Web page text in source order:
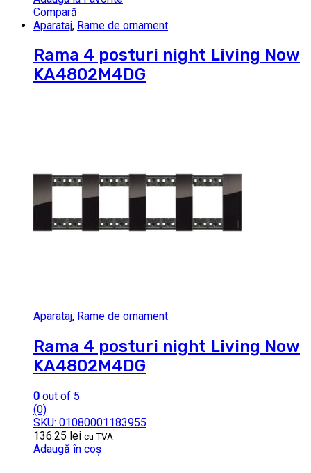
Compară
Aparataj, Rame de ornament
Rama 4 posturi night Living Now
KA4802M4DG
Aparataj, Rame de ornament
Rama 4 posturi night Living Now
KA4802M4DG
0 out of 5
(0)
SKU: 01080001183955
136.25 lei cu TVA
Adaugă în coș